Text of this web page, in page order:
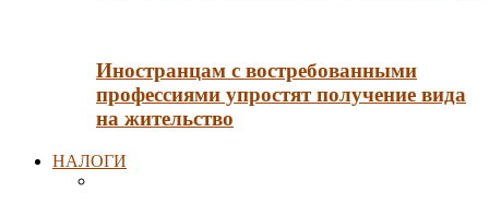
Иностранцам с востребованными
профессиями упростят получение вида
на жительство
НАЛОГИ